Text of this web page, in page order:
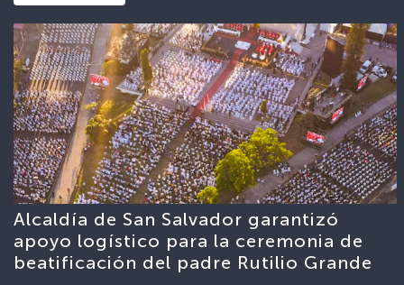
Alcaldía de San Salvador garantizó
apoyo logístico para la ceremonia de
beatificación del padre Rutilio Grande